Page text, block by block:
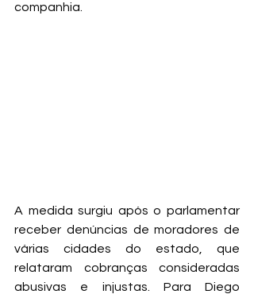
companhia.
A medida surgiu após o parlamentar
receber denúncias de moradores de
várias cidades do estado, que
relataram cobranças consideradas
abusivas e injustas. Para Diego